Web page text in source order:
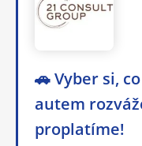
🚗 Vyber si,
autem
proplatíme!